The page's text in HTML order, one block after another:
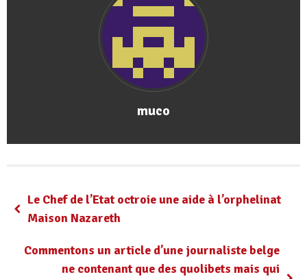
muco
Le Chef de l’Etat octroie une aide à l’orphelinat
Maison Nazareth
Commentons un article d’une journaliste belge
ne contenant que des quolibets mais qui